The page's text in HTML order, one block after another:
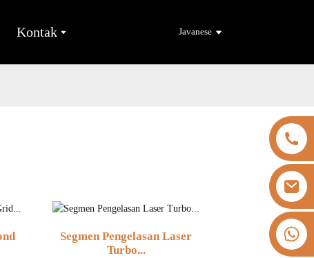
Kontak Javanese
Segmen Pengelasan Laser
Turbo...